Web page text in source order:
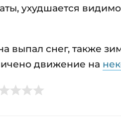
ухудшается
выпал снег, также
движение на